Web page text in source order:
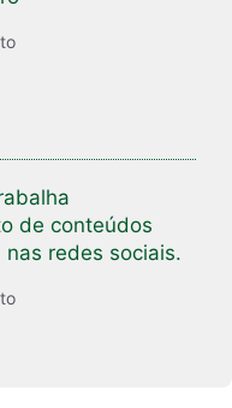
de conteúdos
redes sociais.